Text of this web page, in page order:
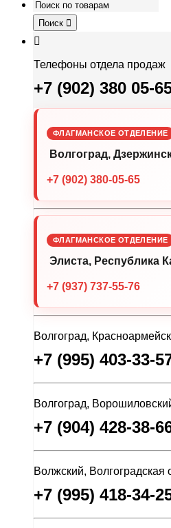
Поиск
Телефоны отдела продаж
+7 (902) 380 05-
ФЛАГМАНСКОЕ ОТДЕЛЕНИЕ
Волгоград,
+7 (902) 380-05-65
ФЛАГМАНСКОЕ ОТДЕЛЕНИЕ
Элиста, Республика
+7 (937) 737-55-76
Волгоград,
+7 (995) 403-33-
Волгоград,
+7 (904) 428-38-
Волжский, Волгоградская
+7 (995) 418-34-